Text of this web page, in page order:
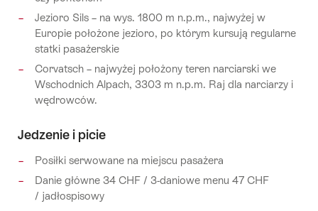
Jezioro Sils – na wys. 1800 m n.p.m., najwyżej w
Europie położone jezioro, po którym kursują regularne
statki pasażerskie
Corvatsch – najwyżej położony teren narciarski we
Wschodnich Alpach, 3303 m n.p.m. Raj dla narciarzy i
wędrowców.
Jedzenie i picie
Posiłki serwowane na miejscu pasażera
Danie główne 34 CHF / 3-daniowe menu 47 CHF
/ jadłospisowy